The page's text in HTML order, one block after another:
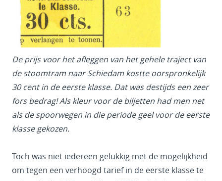
De prijs voor het afleggen van het gehele traject van
de stoomtram naar Schiedam kostte oorspronkelijk
30 cent in de eerste klasse. Dat was destijds een zeer
fors bedrag! Als kleur voor de biljetten had men net
als de spoorwegen in die periode geel voor de eerste
klasse gekozen.
Toch was niet iedereen gelukkig met de mogelijkheid
om tegen een verhoogd tarief in de eerste klasse te